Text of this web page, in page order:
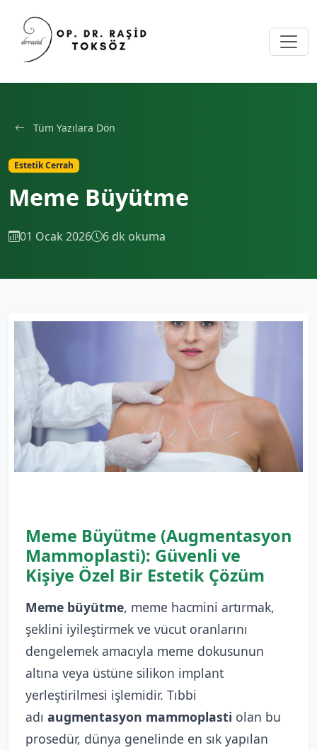
Tüm Yazılara Dön
Estetik Cerrah
Meme Büyütme
01 Ocak 2026 6 dk okuma
Meme Büyütme (Augmentasyon
Mammoplasti): Güvenli ve
Kişiye Özel Bir Estetik Çözüm
Meme büyütme, meme hacmini artırmak,
şeklini iyileştirmek ve vücut oranlarını
dengelemek amacıyla meme dokusunun
altına veya üstüne silikon implant
yerleştirilmesi işlemidir. Tıbbi
adı augmentasyon mammoplasti olan bu
prosedür, dünya genelinde en sık yapılan